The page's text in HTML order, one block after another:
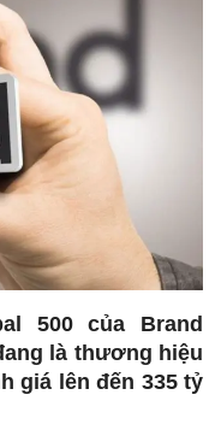
500 của Brand
là thương hiệu
giá lên đến 335 tỷ